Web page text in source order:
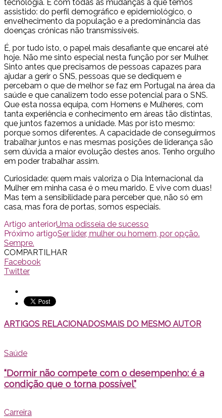
tecnologia. E com todas as mudanças a que temos
assistido: do perfil demográfico e epidemiológico, o
envelhecimento da população e a predominância das
doenças crónicas não transmissíveis.
É, por tudo isto, o papel mais desafiante que encarei até
hoje. Não me sinto especial nesta função por ser Mulher.
Sinto antes que precisamos de pessoas capazes para
ajudar a gerir o SNS, pessoas que se dediquem e
percebam o que de melhor se faz em Portugal na área da
saúde e que canalizem todo esse potencial para o SNS.
Que esta nossa equipa, com Homens e Mulheres, com
tanta experiência e conhecimento em áreas tão distintas,
que juntos fazemos a unidade. Mas por isto mesmo:
porque somos diferentes. A capacidade de conseguirmos
trabalhar juntos e nas mesmas posições de liderança são
sem dúvida a maior evolução destes anos. Tenho orgulho
em poder trabalhar assim.
Curiosidade: quem mais valoriza o Dia Internacional da
Mulher em minha casa é o meu marido. E vive com duas!
Mas tem a sensibilidade para perceber que, não só em
casa, mas fora de portas, somos especiais.
Artigo anteriorUma odisseia de sucesso
Próximo artigoSer líder, mulher ou homem, por opção.
Sempre.
COMPARTILHAR
Facebook
Twitter
ARTIGOS RELACIONADOSMAIS DO MESMO AUTOR
Saúde
“Dormir não compete com o desempenho: é a
condição que o torna possível”
Carreira